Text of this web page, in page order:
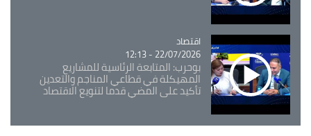
Catégorie
اقتصاد
22/07/2026 - 12:13
بوحرب: المتابعة الرئاسية للمشاريع
المهيكلة في قطاعي المناجم والتعدين
تأكيد على المضي قدما لتنويع الاقتصاد